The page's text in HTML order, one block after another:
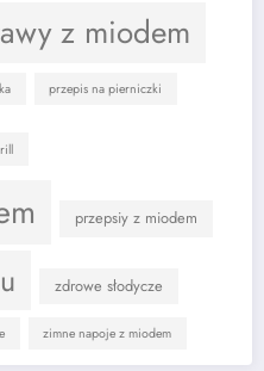
z miodem
przepis na pierniczki
przepsiy z miodem
zdrowe słodycze
zimne napoje z miodem